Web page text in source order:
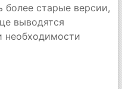
более старые версии,
выводятся
необходимости